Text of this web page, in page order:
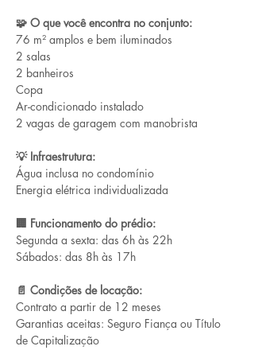
🧩 O que você encontra no conjunto:
76 m² amplos e bem iluminados
2 salas
2 banheiros
Copa
Ar-condicionado instalado
2 vagas de garagem com manobrista
💡 Infraestrutura:
Água inclusa no condomínio
Energia elétrica individualizada
🏢 Funcionamento do prédio:
Segunda a sexta: das 6h às 22h
Sábados: das 8h às 17h
📄 Condições de locação:
Contrato a partir de 12 meses
Garantias aceitas: Seguro Fiança ou Título
de Capitalização